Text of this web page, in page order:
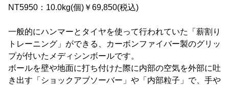
NT5950：10.0kg(個)￥69,850(税込)
一般的にハンマーとタイヤを使って行われていた「薪割り
トレーニング」ができる、カーボンファイバー製のグリッ
プが付いたメディシンボールです。
ボールを壁や地面に打ち付けた際に内部の空気を外部に吐
き出す「ショックアブソーバー」や「内部粒子」で、手や